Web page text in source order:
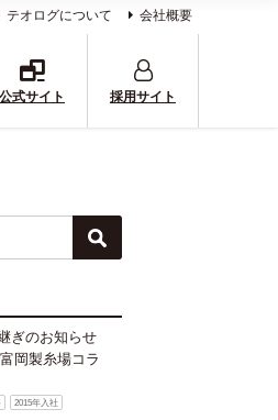
テオログについて 会社概要
公式サイト 採用サイト
ぎのお知らせ
岡製糸場コラ
2015年入社